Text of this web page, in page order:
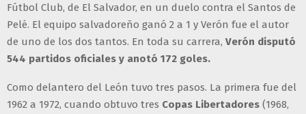
Fútbol Club, de El Salvador, en un duelo contra el Santos de
Pelé. El equipo salvadoreño ganó 2 a 1 y Verón fue el autor
de uno de los dos tantos. En toda su carrera, Verón disputó
544 partidos oficiales y anotó 172 goles.
Como delantero del León tuvo tres pasos. La primera fue del
1962 a 1972, cuando obtuvo tres Copas Libertadores (1968,